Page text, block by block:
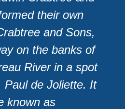
their own
and Sons,
on the banks of
River in a spot
Paul de Joliette. It
known as